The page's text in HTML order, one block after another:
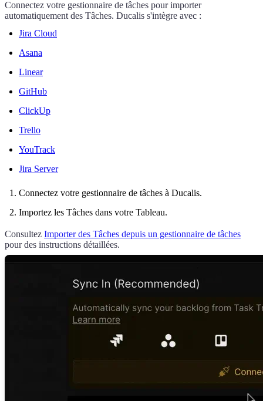
Connectez votre gestionnaire de tâches pour importer
automatiquement des Tâches. Ducalis s'intègre avec :
Jira Cloud
Asana
Linear
GitHub
ClickUp
Trello
YouTrack
Jira Server
Connectez votre gestionnaire de tâches à Ducalis.
Importez les Tâches dans votre Tableau.
Consultez Importer des Tâches depuis un gestionnaire de tâches
pour des instructions détaillées.